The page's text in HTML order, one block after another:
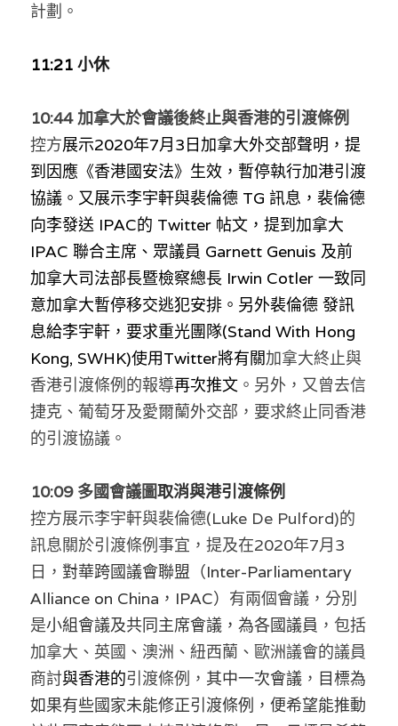
計劃。
11:21 小休
10:44 加拿大於會議後終止與香港的引渡條例
控方展示2020年7月3日加拿大外交部聲明，提
到因應《香港國安法》生效，暫停執行加港引渡
協議。又展示李宇軒與裴倫德 TG 訊息，裴倫德
向李發送 IPAC的 Twitter 帖文，提到加拿大
IPAC 聯合主席、眾議員 Garnett Genuis 及前
加拿大司法部長暨檢察總長 Irwin Cotler 一致同
意加拿大暫停移交逃犯安排。另外裴倫德 發訊
息給李宇軒，要求重光團隊(Stand With Hong
Kong, SWHK)使用Twitter將有關加拿大終止與
香港引渡條例的報導再次推文 。另外，又曾去信
捷克、葡萄牙及愛爾蘭外交部，要求終止同香港
的引渡協議。
10:09 多國會議圖取消與港引渡條例
控方展示李宇軒與裴倫德(Luke De Pulford)的
訊息關於引渡條例事宜，提及在2020年7月3
日， 對華跨國議會聯盟（Inter-Parliamentary
Alliance on China，IPAC） 有兩個會議，分別
是小組會議及共同主席會議， 為各國議員 ，包括
加拿大、英國、澳洲、紐西蘭、歐洲議會的議員
商討與香港的引渡條例 ， 其中一次會議 ， 目標為
如果有些國家未能修正引渡條例，便希望能推動